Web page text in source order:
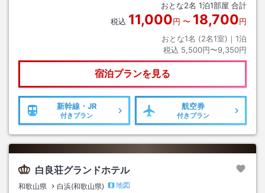
おとな2名 1泊1部屋 合計
税込 11,000円 〜 18,700円
おとな1名 (2名1室)｜ 1泊
税込 5,500円〜9,350円
宿泊プランを見る
新幹線・JR
付きプラン
航空券
付きプラン
白良荘グランドホテル
和歌山県 白浜(和歌山県)
地図